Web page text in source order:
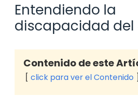
Entendiendo la
discapacidad del
Contenido de este
click para ver el Contenido